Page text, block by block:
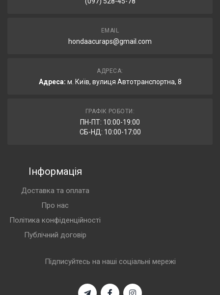
EMAIL
hondaacuraps@gmail.com
АДРЕСА:
Адреса: м. Київ, вулиця Автотранспортна, 8
ГРАФІК РОБОТИ:
ПН-ПТ: 10:00-19:00
СБ-НД: 10:00-17:00
Інформація
Доставка та оплата
Про нас
Політика конфіденційності
Публічний договір
Підписуйтесь на наші соціальні мережі